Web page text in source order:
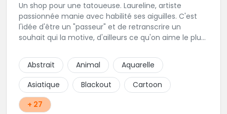
Un shop pour une tatoueuse. Laureline, artiste
passionnée manie avec habilité ses aiguilles. C'est
l'idée d'être un "passeur" et de retranscrire un
souhait qui la motive, d'ailleurs ce qu'on aime le plus
néo trad. Une tatoueuse recommandée et à
recommander !
Abstrait Animal
Aquarelle
Asiatique
Blackout
Cartoon
+ 27